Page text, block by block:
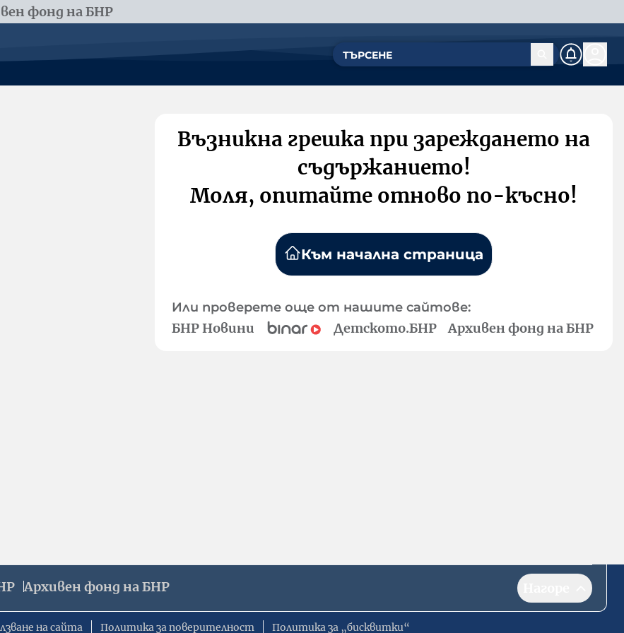
фонд на БНР
Възникна грешка при зареждането на
съдържанието!
Моля, опитайте отново по-късно!
Към начална страница
Или проверете още от нашите сайтове:
БНР Новини Детското.БНР Архивен фонд на БНР
Архивен фонд на БНР
на сайта Политика за поверителност Политика за „бисквитки“